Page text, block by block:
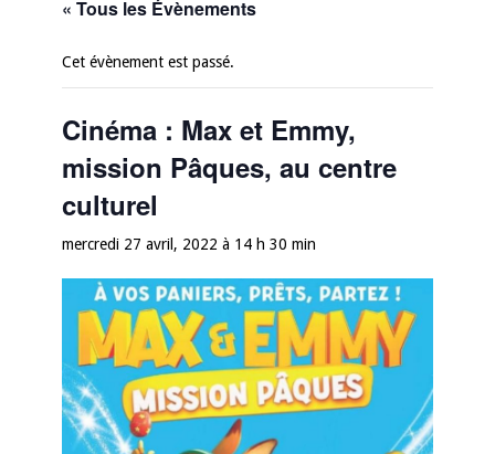
« Tous les Évènements
Cet évènement est passé.
Cinéma : Max et Emmy,
mission Pâques, au centre
culturel
mercredi 27 avril, 2022 à 14 h 30 min